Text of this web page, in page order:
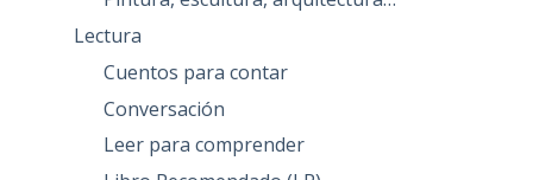
Lectura
Cuentos para contar
Conversación
Leer para comprender